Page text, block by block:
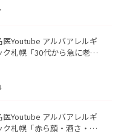
医Youtube アルバアレルギ
ク札幌「30代から急に老け
医Youtube アルバアレルギ
ク札幌「赤ら顔・酒さ・ニ